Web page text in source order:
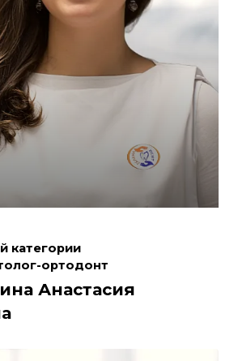
категории
ортодонт
Анастасия